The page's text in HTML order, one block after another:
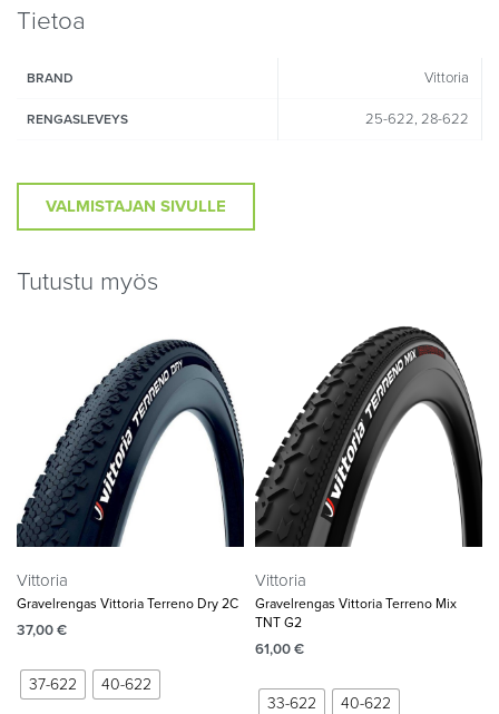
Tietoa
BRAND Vittoria
RENGASLEVEYS 25-622, 28-622
VALMISTAJAN SIVULLE
Tutustu myös
Vittoria
Gravelrengas Vittoria Terreno Dry 2C
37,00€
37-622 40-622
Vittoria
Gravelrengas Vittoria Terreno Mix
TNT G2
61,00€
33-622 40-622